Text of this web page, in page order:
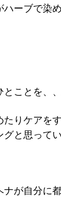
ーブで染め
ことを、、
たりケアを
と思って
ナが自分に